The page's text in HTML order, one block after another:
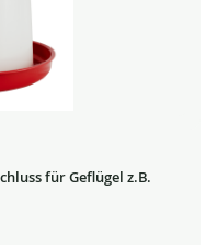
für Geflügel z.B.